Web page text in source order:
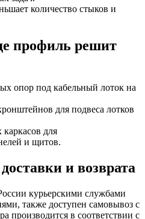
количество стыков и
профиль решит
опор под кабельный лоток на
для подвеса лотков
для
и щитов.
и возврата
курьерскими службами
также доступен самовывоз с
производится в соответствии с